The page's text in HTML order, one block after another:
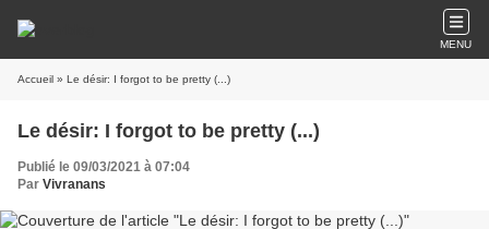
MENU
Accueil » Le désir: I forgot to be pretty (...)
Le désir: I forgot to be pretty (...)
Publié le 09/03/2021 à 07:04
Par Vivranans